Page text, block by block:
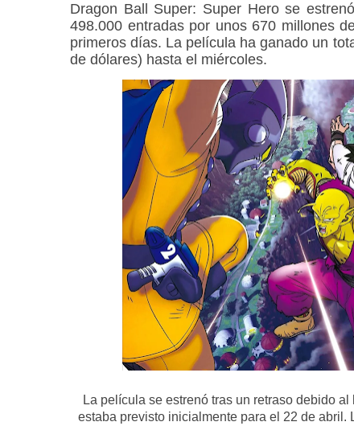
Dragon Ball Super: Super Hero se
498.000 entradas por unos 670 millones
primeros días. La película ha ganado un
de dólares) hasta el miércoles.
La película se estrenó tras un retraso debido
estaba previsto inicialmente para el 22 de abril.